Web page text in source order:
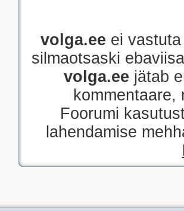
volga.ee ei
silmaotsaski
volga.ee jätab
Foorumi
lahendamise